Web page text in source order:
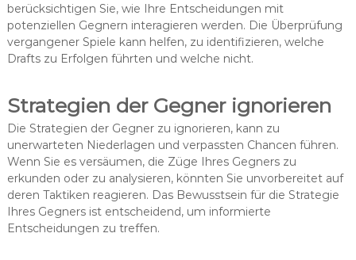
berücksichtigen Sie, wie Ihre Entscheidungen mit
potenziellen Gegnern interagieren werden. Die Überprüfung
vergangener Spiele kann helfen, zu identifizieren, welche
Drafts zu Erfolgen führten und welche nicht.
Strategien der Gegner ignorieren
Die Strategien der Gegner zu ignorieren, kann zu
unerwarteten Niederlagen und verpassten Chancen führen.
Wenn Sie es versäumen, die Züge Ihres Gegners zu
erkunden oder zu analysieren, könnten Sie unvorbereitet auf
deren Taktiken reagieren. Das Bewusstsein für die Strategie
Ihres Gegners ist entscheidend, um informierte
Entscheidungen zu treffen.